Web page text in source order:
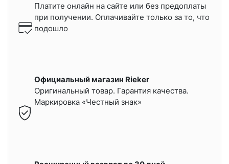
Платите онлайн на сайте или без предоплаты
при получении. Оплачивайте только за то, что
подошло
Официальный магазин Rieker
Оригинальный товар. Гарантия качества.
Маркировка «Честный знак»